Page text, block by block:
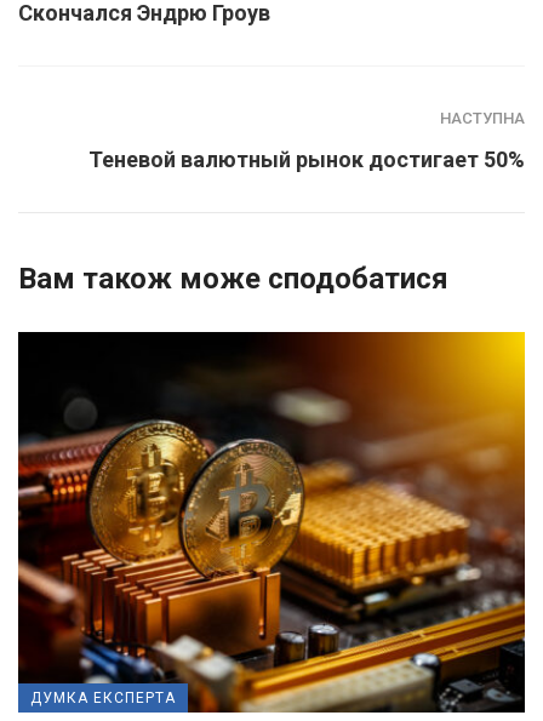
Скончался Эндрю Гроув
НАСТУПНА
Теневой валютный рынок достигает 50%
Вам також може сподобатися
ДУМКА ЕКСПЕРТА